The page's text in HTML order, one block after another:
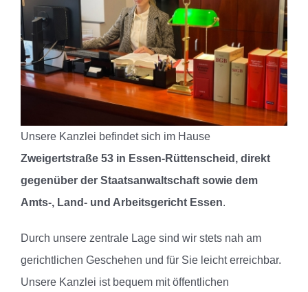
Unsere Kanzlei befindet sich im Hause
Zweigertstraße 53 in Essen-Rüttenscheid, direkt
gegenüber der Staatsanwaltschaft sowie dem
Amts-, Land- und Arbeitsgericht Essen.
Durch unsere zentrale Lage sind wir stets nah am
gerichtlichen Geschehen und für Sie leicht erreichbar.
Unsere Kanzlei ist bequem mit öffentlichen